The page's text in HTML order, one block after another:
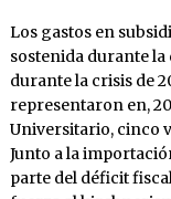
Los gastos en
sostenida durante
durante la crisis de
representaron en,
Universitario, cinco
Junto a la
parte del déficit